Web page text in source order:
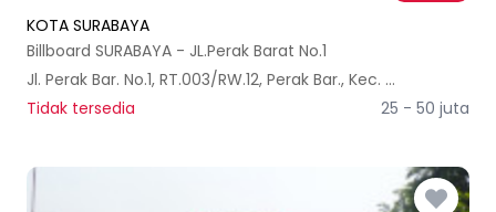
KOTA SURABAYA
Billboard SURABAYA - JL.Perak Barat No.1
Jl. Perak Bar. No.1, RT.003/RW.12, Perak Bar., Kec. Krembangan, Kota SBY, Jawa Timur 60177, Indonesia
Tidak tersedia
25 - 50 juta